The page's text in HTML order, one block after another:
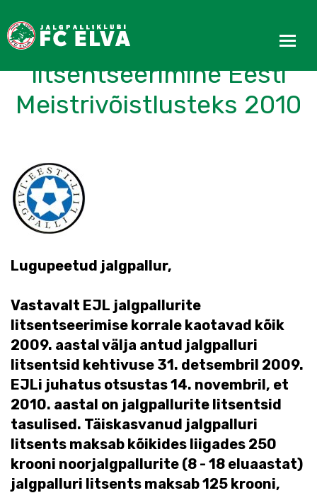
FC Elva mängijate
litsentseerimine Eesti
Meistrivõistlusteks 2010
Lugupeetud jalgpallur,
Vastavalt EJL jalgpallurite
litsentseerimise korrale kaotavad kõik
2009. aastal välja antud jalgpalluri
litsentsid kehtivuse 31. detsembril 2009.
EJLi juhatus otsustas 14. novembril, et
2010. aastal on jalgpallurite litsentsid
tasulised. Täiskasvanud jalgpalluri
litsents maksab kõikides liigades 250
krooni noorjalgpallurite (8 - 18 eluaastat)
jalgpalluri litsents maksab 125 krooni,